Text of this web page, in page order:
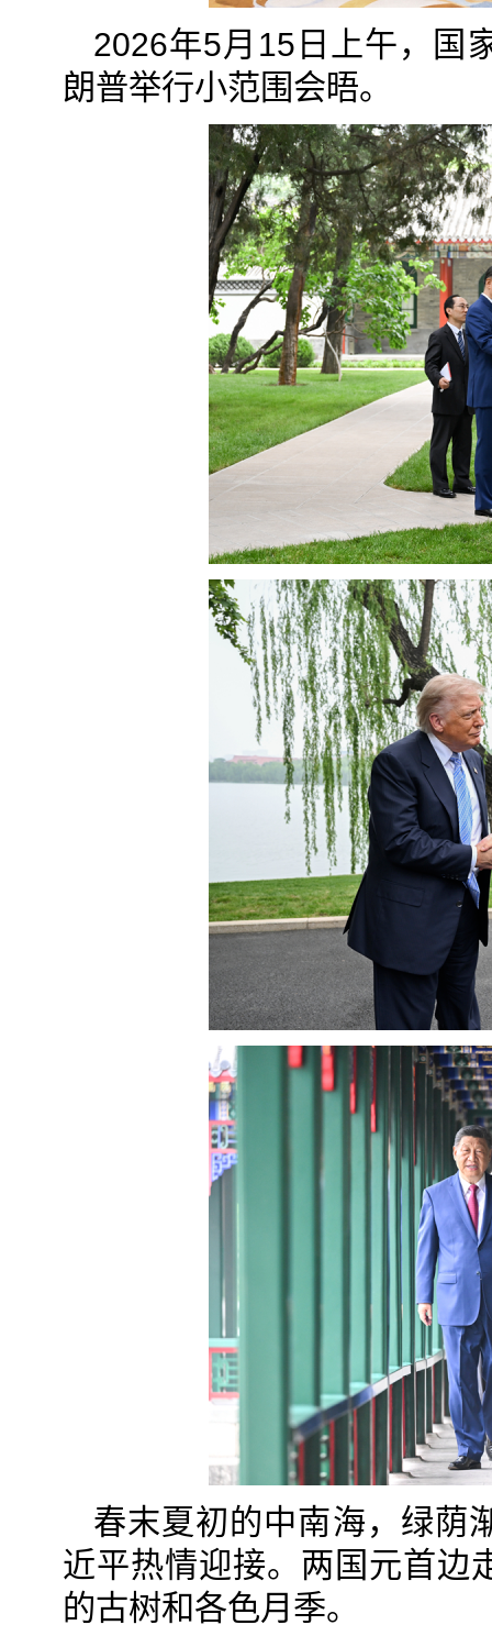
2026年5月15日上午，国
朗普举行小范围会晤。
春末夏初的中南海，绿荫
近平热情迎接。两国元首边
的古树和各色月季。